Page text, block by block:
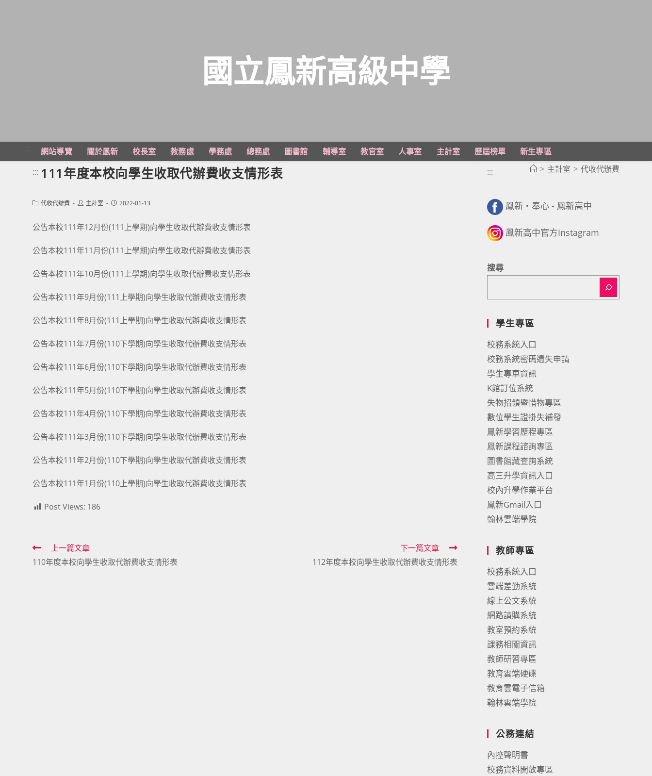
主
國立鳳新高級中學
網站導覽 關於鳳新 校長室 教務處 學務處 總務處 圖書館 輔導室 教官室 人事室 主計室 歷屆榜單
新生專區
> 主計室 > 代收代辦費
::: 111年度本校向學生收取代辦費收支情形表
Post代收代辦費
Post主計室
Post2022-01-13
公告本校111年12月份(111上學期)向學生收取代辦費收支情形表
公告本校111年11月份(111上學期)向學生收取代辦費收支情形表
公告本校111年10月份(111上學期)向學生收取代辦費收支情形表
公告本校111年9月份(111上學期)向學生收取代辦費收支情形表
公告本校111年8月份(111上學期)向學生收取代辦費收支情形表
公告本校111年7月份(110下學期)向學生收取代辦費收支情形表
公告本校111年6月份(110下學期)向學生收取代辦費收支情形表
公告本校111年5月份(110下學期)向學生收取代辦費收支情形表
公告本校111年4月份(110下學期)向學生收取代辦費收支情形表
公告本校111年3月份(110下學期)向學生收取代辦費收支情形表
公告本校111年2月份(110下學期)向學生收取代辦費收支情形表
公告本校111年1月份(110上學期)向學生收取代辦費收支情形表
Post Views: 186
Read
more
上一篇文章
110年度本校向學生收取代辦費收支情形表
下一篇文章
112年度本校向學生收取代辦費收支情形表
:::
鳳新・奉心 - 鳳新高中
鳳新高中官方Instagram
搜尋
學生專區
校務系統入口
校務系統密碼遺失申請
學生專車資訊
K館訂位系統
失物招領暨惜物專區
數位學生證掛失補發
鳳新學習歷程專區
鳳新課程諮詢專區
圖書館藏查詢系統
高三升學資訊入口
校內升學作業平台
鳳新Gmail入口
翰林雲端學院
教師專區
校務系統入口
雲端差勤系統
線上公文系統
網路請購系統
教室預約系統
課務相關資訊
教師研習專區
教育雲端硬碟
教育雲電子信箱
翰林雲端學院
公務連結
內控聲明書
校務資料開放專區